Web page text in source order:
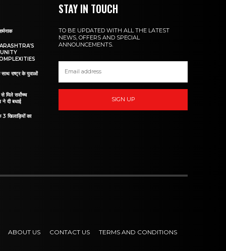
साथ राष्ट्र के युवाओं
से मिले सर्वोच्च
ने दी बधाई
खिलाड़ियों का
STAY IN TOUCH
TO BE UPDATED WITH ALL THE LATEST
NEWS, OFFERS AND SPECIAL
ANNOUNCEMENTS.
SIGN UP
ABOUT US CONTACT US TERMS AND CONDITIONS